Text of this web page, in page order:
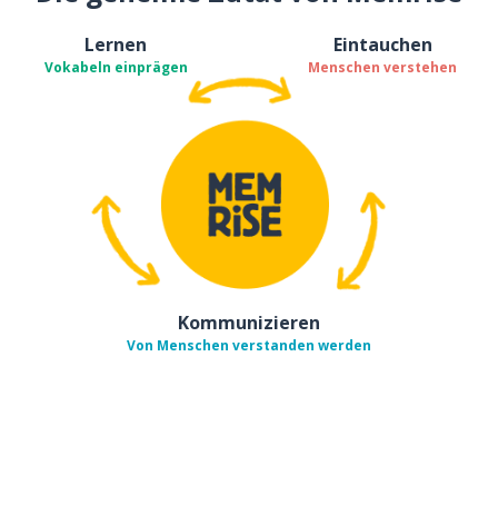
Lernen
Vokabeln einprägen
Eintauchen
Menschen verstehen
Kommunizieren
Von Menschen verstanden werden